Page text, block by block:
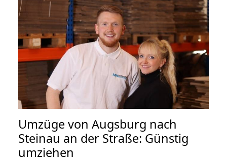
Umzüge von Augsburg nach
Steinau an der Straße: Günstig
umziehen